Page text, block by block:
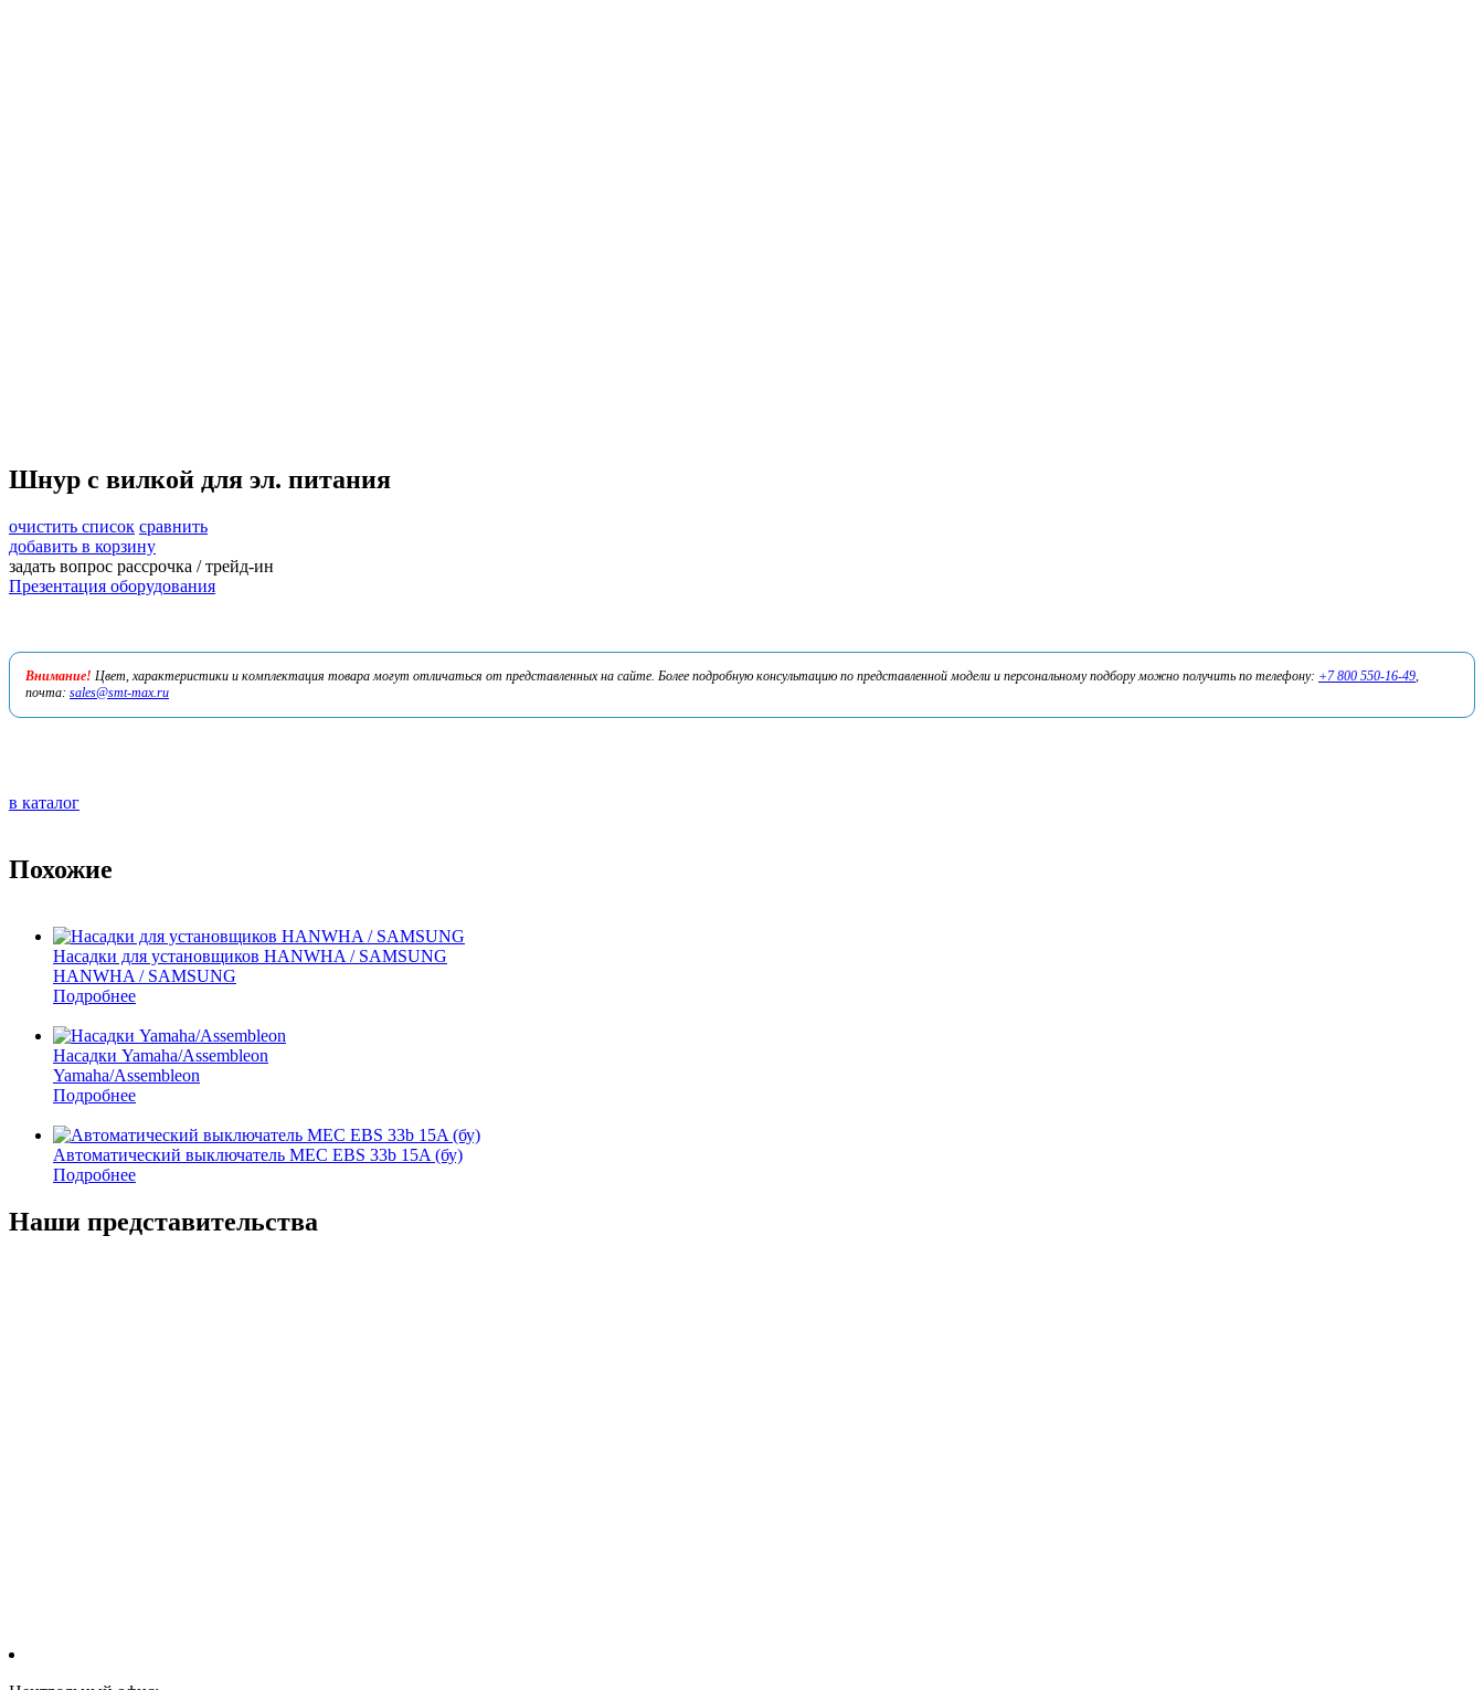
Шнур с вилкой для эл. питания
очистить список сравнить
добавить в корзину
задать вопрос рассрочка / трейд-ин
Презентация оборудования
Внимание! Цвет, характеристики и комплектация товара могут отличаться от представленных на сайте. Более подробную консультацию по представленной модели и персональному подбору можно получить по телефону: +7 800 550-16-49,
почта: sales@smt-max.ru
в каталог
Похожие
Насадки для установщиков HANWHA / SAMSUNG
HANWHA / SAMSUNG
Подробнее
Насадки Yamaha/Assembleon
Yamaha/Assembleon
Подробнее
Автоматический выключатель MEC EBS 33b 15A (бу)
Подробнее
Наши представительства